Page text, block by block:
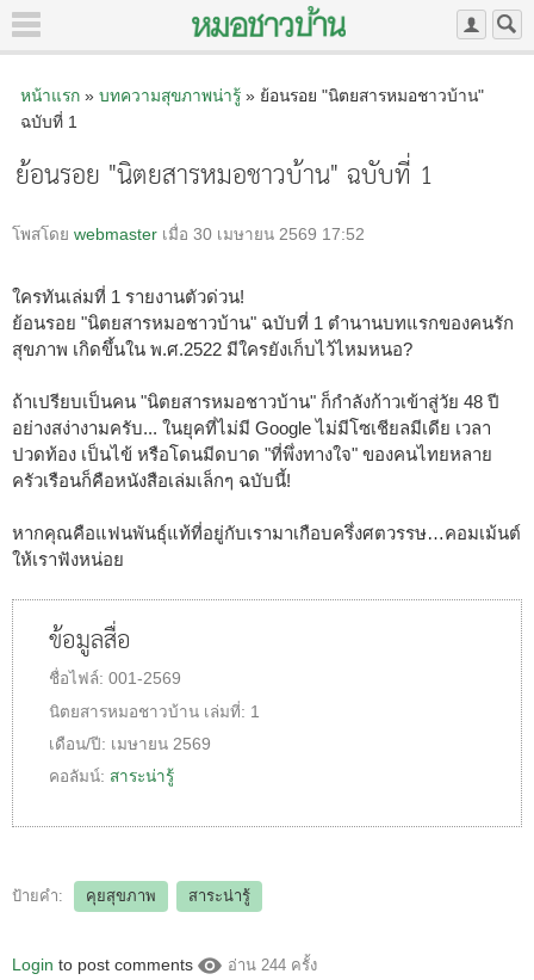
หน้าแรก» บทความสุขภาพน่ารู้» ย้อนรอย "นิตยสารหมอชาวบ้าน"
ฉบับที่ 1
ย้อนรอย "นิตยสารหมอชาวบ้าน" ฉบับที่ 1
โพสโดย webmaster เมื่อ 30 เมษายน 2569 17:52
ใครทันเล่มที่ 1 รายงานตัวด่วน!
ย้อนรอย "นิตยสารหมอชาวบ้าน" ฉบับที่ 1 ตำนานบทแรกของคนรัก
สุขภาพ เกิดขึ้นใน พ.ศ.2522 มีใครยังเก็บไว้ไหมหนอ?
ถ้าเปรียบเป็นคน "นิตยสารหมอชาวบ้าน" ก็กำลังก้าวเข้าสู่วัย 48 ปี
อย่างสง่างามครับ... ในยุคที่ไม่มี Google ไม่มีโซเชียลมีเดีย เวลา
ปวดท้อง เป็นไข้ หรือโดนมีดบาด "ที่พึ่งทางใจ" ของคนไทยหลาย
ครัวเรือนก็คือหนังสือเล่มเล็กๆ ฉบับนี้!
หากคุณคือแฟนพันธุ์แท้ที่อยู่กับเรามาเกือบครึ่งศตวรรษ…คอมเม้นต์
ให้เราฟังหน่อย
ข้อมูลสื่อ
ชื่อไฟล์: 001-2569
นิตยสารหมอชาวบ้าน เล่มที่: 1
เดือน/ปี: เมษายน 2569
คอลัมน์: สาระน่ารู้
ป้ายคำ: คุยสุขภาพ สาระน่ารู้
Login to post comments อ่าน 244 ครั้ง